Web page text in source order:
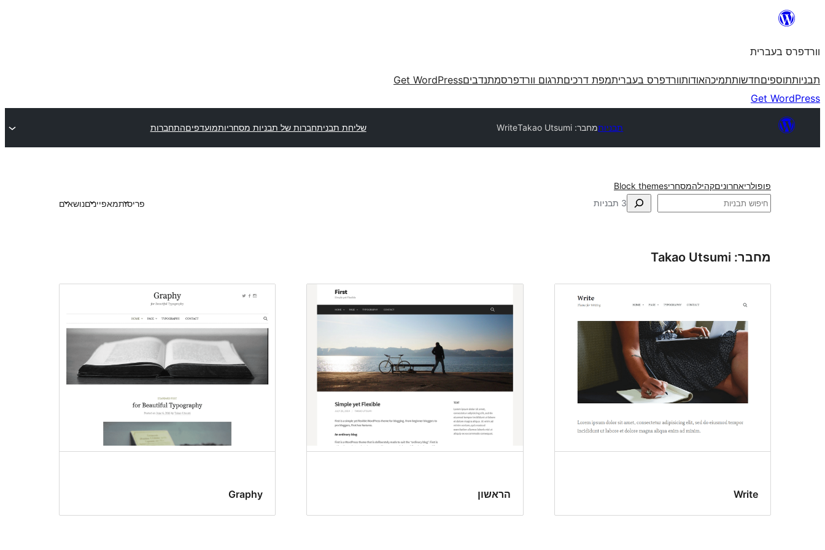
וורדפרס בעברית
תבניותתוספיםחדשותתמיכהאודותוורדפרס בעבריתמפת דרכיםתרגום וורדפרסמתנדביםGet WordPress
Get WordPress
תבניותמחבר: Takao Utsumi Write שליחת תבניתחברות של תבניות מסחריותמועדפיםהתחברות
פופולריאחרוניםקהילהמסחריBlock themes
חיפוש 3 תבניות פריסותמאפייניםנושאים
מחבר: Takao Utsumi
Write הראשון Graphy